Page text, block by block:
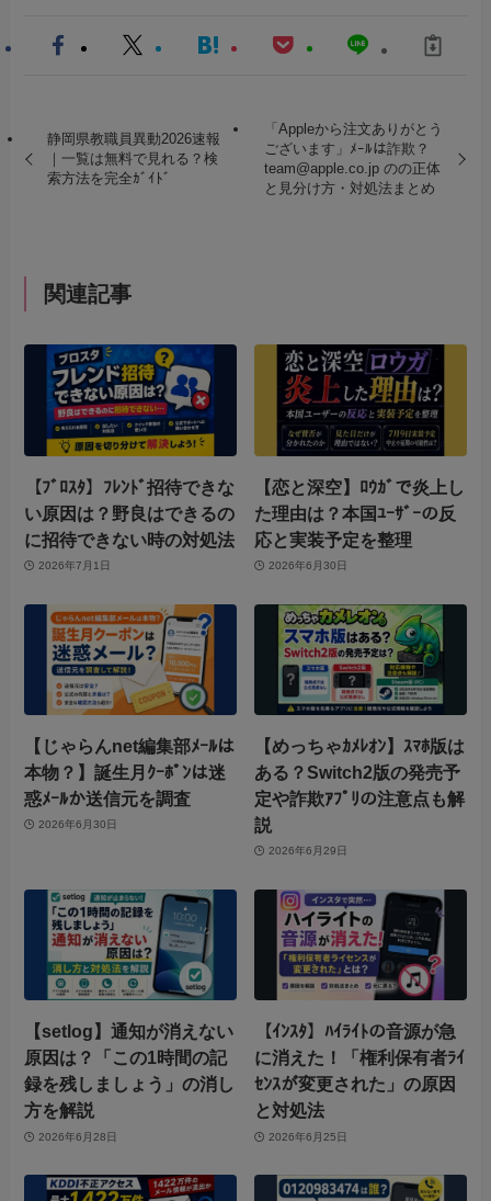
静岡県教職員異動2026速報
｜一覧は無料で見れる？検
索方法を完全ｶﾞｲﾄﾞ
「Appleから注文ありがとう
ございます」ﾒｰﾙは詐欺？
team@apple.co.jp のの正体
と見分け方・対処法まとめ
関連記事
【ﾌﾞﾛｽﾀ】ﾌﾚﾝﾄﾞ招待できな
い原因は？野良はできるの
に招待できない時の対処法
2026年7月1日
【恋と深空】ﾛｳｶﾞで炎上し
た理由は？本国ﾕｰｻﾞｰの反
応と実装予定を整理
2026年6月30日
【じゃらんnet編集部ﾒｰﾙは
本物？】誕生月ｸｰﾎﾟﾝは迷
惑ﾒｰﾙか送信元を調査
2026年6月30日
【めっちゃｶﾒﾚｵﾝ】ｽﾏﾎ版は
ある？Switch2版の発売予
定や詐欺ｱﾌﾟﾘの注意点も解
説
2026年6月29日
【setlog】通知が消えない
原因は？「この1時間の記
録を残しましょう」の消し
方を解説
2026年6月28日
【ｲﾝｽﾀ】ﾊｲﾗｲﾄの音源が急
に消えた！「権利保有者ﾗｲ
ｾﾝｽが変更された」の原因
と対処法
2026年6月25日